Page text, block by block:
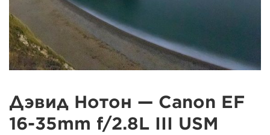
Дэвид Нотон — Canon EF
16-35mm f/2.8L III USM